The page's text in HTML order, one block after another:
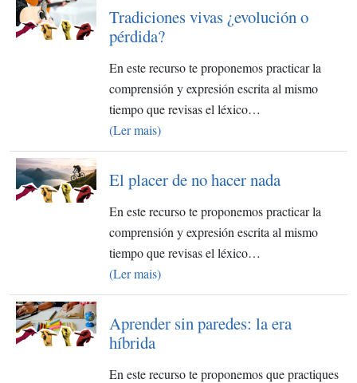
Tradiciones vivas ¿evolución o
pérdida?
En este recurso te proponemos practicar la
comprensión y expresión escrita al mismo
tiempo que revisas el léxico…
(Ler mais)
El placer de no hacer nada
En este recurso te proponemos practicar la
comprensión y expresión escrita al mismo
tiempo que revisas el léxico…
(Ler mais)
Aprender sin paredes: la era
híbrida
En este recurso te proponemos que practiques